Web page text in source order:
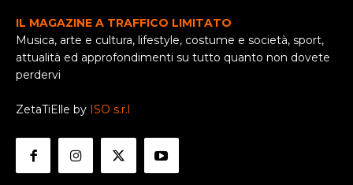
IL MAGAZINE A TRAFFICO LIMITATO
Musica, arte e cultura, lifestyle, costume e società, sport,
attualità ed approfondimenti su tutto quanto non dovete
perdervi
ZetaTiElle by ISO s.r.l